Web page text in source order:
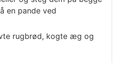
en pande ved
rugbrød, kogte æg og